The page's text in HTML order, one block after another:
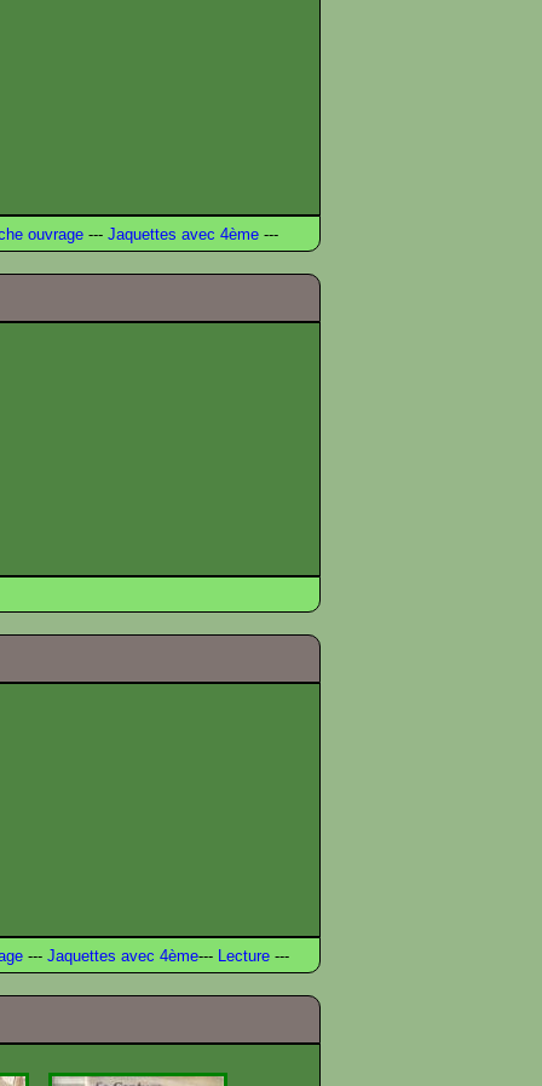
ouvrage --- Jaquettes avec 4ème ---
--- Jaquettes avec 4ème--- Lecture ---